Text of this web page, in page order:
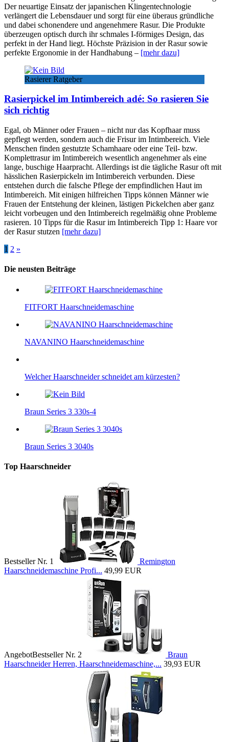
Der neuartige Einsatz der japanischen Klingentechnologie
verlängert die Lebensdauer und sorgt für eine überaus gründliche
und dabei schonendere und angenehmere Rasur. Die Produkte
überzeugen optisch durch ihr schmales I-förmiges Design, das
perfekt in der Hand liegt. Höchste Präzision in der Rasur sowie
perfekte Ergonomie in der Handhabung – [mehr dazu]
Rasierer Ratgeber
Rasierpickel im Intimbereich adé: So rasieren Sie
sich richtig
Egal, ob Männer oder Frauen – nicht nur das Kopfhaar muss
gepflegt werden, sondern auch die Frisur im Intimbereich. Viele
Menschen finden gestutzte Schamhaare oder eine Teil- bzw.
Komplettrasur im Intimbereich wesentlich angenehmer als eine
lange, buschige Haarpracht. Allerdings ist die tägliche Rasur oft mit
hässlichen Rasierpickeln im Intimbereich verbunden. Diese
entstehen durch die falsche Pflege der empfindlichen Haut im
Intimbereich. Mit einigen hilfreichen Tipps können Männer wie
Frauen der Entstehung der kleinen, lästigen Pickelchen aber ganz
leicht vorbeugen und den Intimbereich regelmäßig ohne Probleme
rasieren. 10 Tipps für die Rasur im Intimbereich Tipp 1: Haare vor
der Rasur stutzen [mehr dazu]
Beitragsnavigation
1 2 »
Die neusten Beiträge
FITFORT Haarschneidemaschine
NAVANINO Haarschneidemaschine
Welcher Haarschneider schneidet am kürzesten?
Braun Series 3 330s-4
Braun Series 3 3040s
Top Haarschneider
Bestseller Nr. 1
Remington
Haarschneidemaschine Profi... 49,99 EUR
AngebotBestseller Nr. 2
Braun
Haarschneider Herren, Haarschneidemaschine,... 39,93 EUR